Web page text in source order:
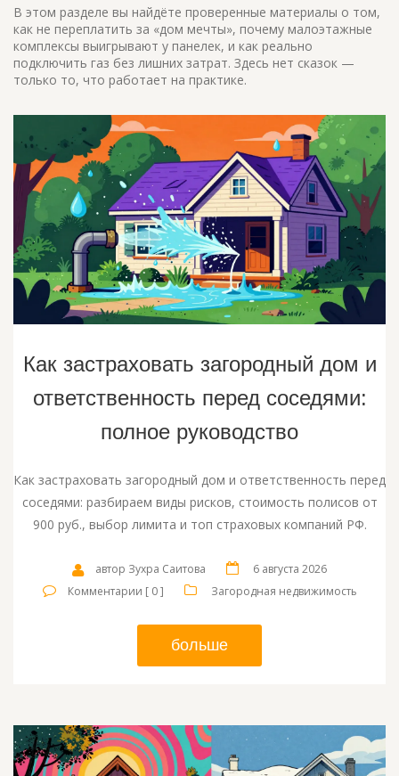
В этом разделе вы найдёте проверенные материалы о том,
как не переплатить за «дом мечты», почему малоэтажные
комплексы выигрывают у панелек, и как реально
подключить газ без лишних затрат. Здесь нет сказок —
только то, что работает на практике.
Как застраховать загородный дом и
ответственность перед соседями:
полное руководство
Как застраховать загородный дом и ответственность перед
соседями: разбираем виды рисков, стоимость полисов от
900 руб., выбор лимита и топ страховых компаний РФ.
автор Зухра Саитова
6 августа 2026
Комментарии [ 0 ]
Загородная недвижимость
больше